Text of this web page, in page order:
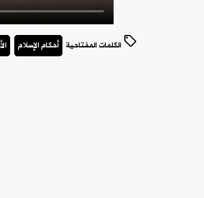
الكلمات المفتاحية أحكام الإسلام